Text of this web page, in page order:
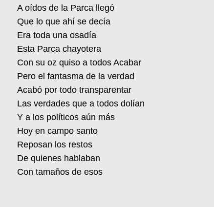
A oídos de la Parca llegó
Que lo que ahí se decía
Era toda una osadía
Esta Parca chayotera
Con su oz quiso a todos Acabar
Pero el fantasma de la verdad
Acabó por todo transparentar
Las verdades que a todos dolían
Y a los políticos aún más
Hoy en campo santo
Reposan los restos
De quienes hablaban
Con tamaños de esos